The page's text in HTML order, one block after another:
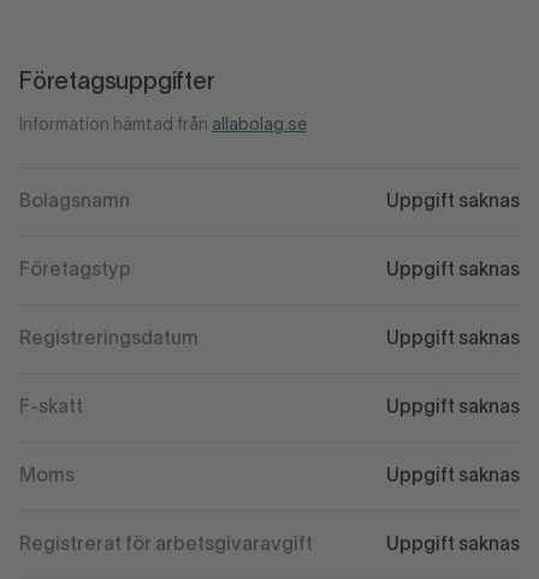
Företagsuppgifter
Information hämtad från allabolag.se
Bolagsnamn Uppgift saknas
Företagstyp Uppgift saknas
Registreringsdatum Uppgift saknas
F-skatt Uppgift saknas
Moms Uppgift saknas
Registrerat för arbetsgivaravgift Uppgift saknas